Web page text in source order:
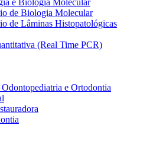
e Biologia Molecular
de Biologia Molecular
de Lâminas Histopatológicas
(Real Time PCR)
e Ortodontia